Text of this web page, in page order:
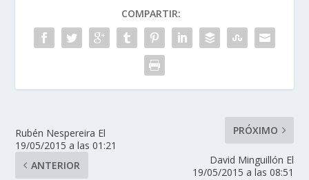
COMPARTIR:
Rubén Nespereira El
19/05/2015 a las 01:21
ANTERIOR
PRÓXIMO
David Minguillón El
19/05/2015 a las 08:51